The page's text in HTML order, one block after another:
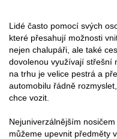
Lidé často pomocí svých
které přesahují možnosti
nejen chalupáři, ale také
dovolenou využívají střešní
na trhu je velice pestrá a
automobilu řádně
chce vozit.
Nejuniverzálnějším
můžeme upevnit předměty